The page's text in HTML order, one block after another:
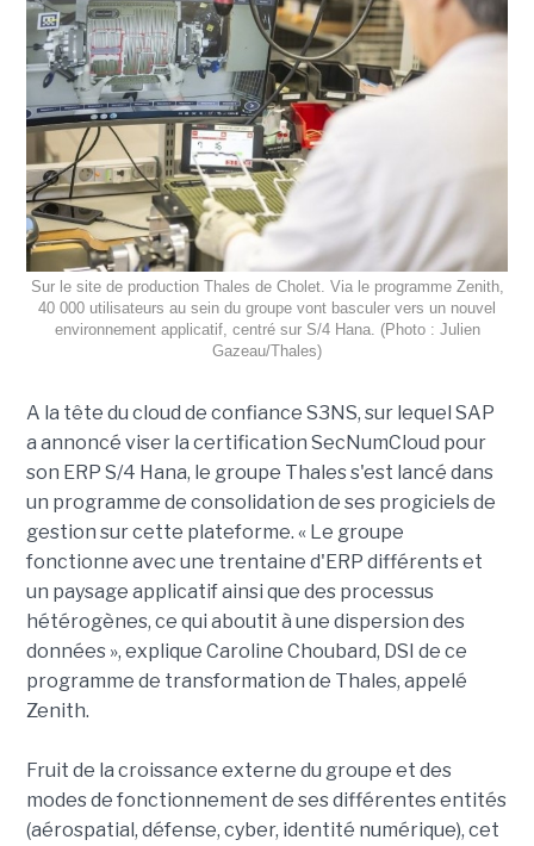
Sur le site de production Thales de Cholet. Via le programme Zenith,
40 000 utilisateurs au sein du groupe vont basculer vers un nouvel
environnement applicatif, centré sur S/4 Hana. (Photo : Julien
Gazeau/Thales)
A la tête du cloud de confiance S3NS, sur lequel SAP
a annoncé viser la certification SecNumCloud pour
son ERP S/4 Hana, le groupe Thales s'est lancé dans
un programme de consolidation de ses progiciels de
gestion sur cette plateforme. « Le groupe
fonctionne avec une trentaine d'ERP différents et
un paysage applicatif ainsi que des processus
hétérogènes, ce qui aboutit à une dispersion des
données », explique Caroline Choubard, DSI de ce
programme de transformation de Thales, appelé
Zenith.
Fruit de la croissance externe du groupe et des
modes de fonctionnement de ses différentes entités
(aérospatial, défense, cyber, identité numérique), cet